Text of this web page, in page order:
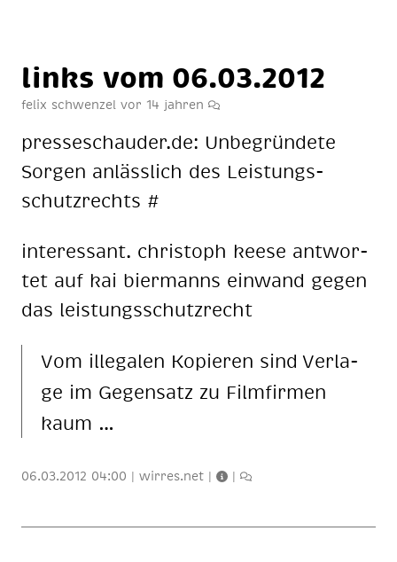
links vom 06.03.2012
felix schwenzel vor 14 jahren
pres­se­schau­der.de: Un­be­grün­de­te
Sor­gen an­läss­lich des Leis­tungs­
schutz­rechts #
in­ter­es­sant. chris­toph kee­se ant­wor­
tet auf kai bier­manns ein­wand ge­gen
das leis­tungs­schutz­recht
Vom il­le­ga­len Ko­pie­ren sind Ver­la­
ge im Ge­gen­satz zu Film­fir­men
kaum …
06.03.2012 04:00 | wirres.net | |